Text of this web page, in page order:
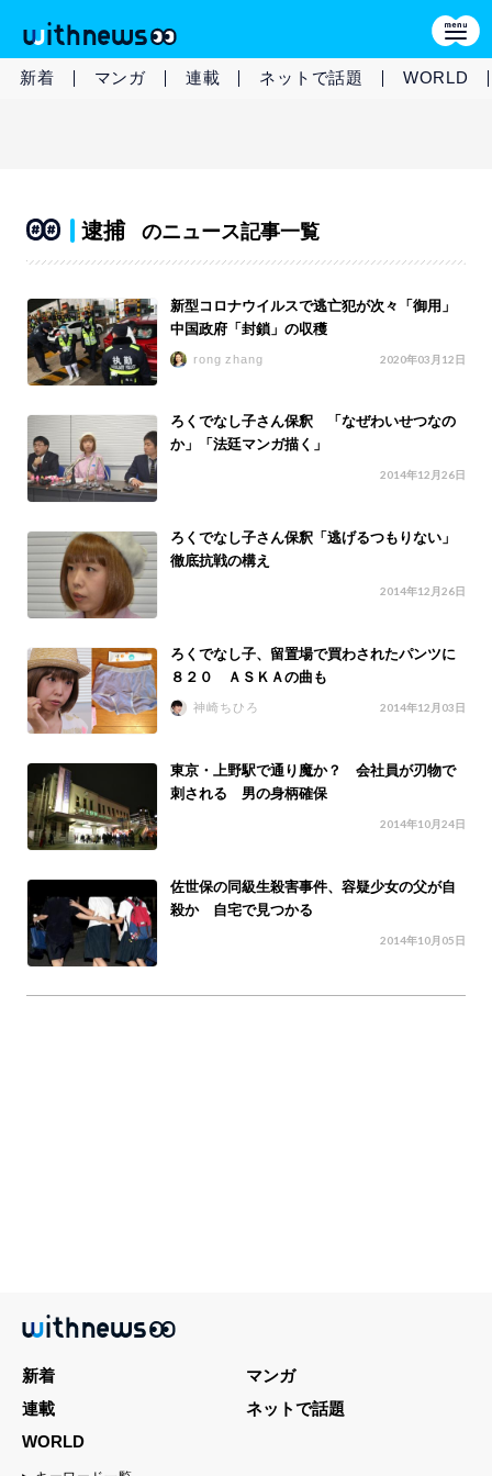
新着 マンガ 連載 ネットで話題 WORLD
逮捕 のニュース記事一覧
新型コロナウイルスで逃亡犯が次々「御用」
中国政府「封鎖」の収穫
rong zhang 2020年03月12日
ろくでなし子さん保釈 「なぜわいせつなの
か」「法廷マンガ描く」
2014年12月26日
ろくでなし子さん保釈「逃げるつもりない」
徹底抗戦の構え
2014年12月26日
ろくでなし子、留置場で買わされたパンツに
８２０ ＡＳＫＡの曲も
神崎ちひろ 2014年12月03日
東京・上野駅で通り魔か？ 会社員が刃物で
刺される 男の身柄確保
2014年10月24日
佐世保の同級生殺害事件、容疑少女の父が自
殺か 自宅で見つかる
2014年10月05日
新着
マンガ
連載
ネットで話題
WORLD